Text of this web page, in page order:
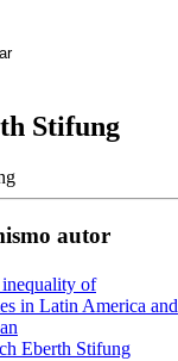
Stifung
autor
of
in Latin America and
Eberth Stifung